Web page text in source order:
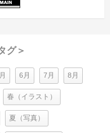
グ＞
6月 7月 8月
春（イラスト）
夏（写真）